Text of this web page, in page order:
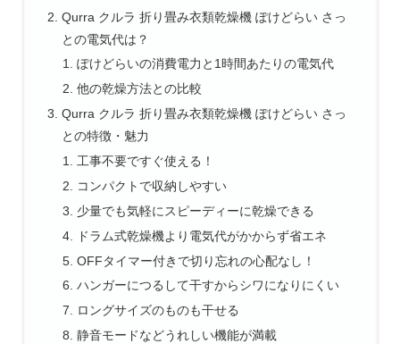
Qurra クルラ 折り畳み衣類乾燥機 ぽけどらい さっ
との電気代は？
ぽけどらいの消費電力と1時間あたりの電気代
他の乾燥方法との比較
Qurra クルラ 折り畳み衣類乾燥機 ぽけどらい さっ
との特徴・魅力
工事不要ですぐ使える！
コンパクトで収納しやすい
少量でも気軽にスピーディーに乾燥できる
ドラム式乾燥機より電気代がかからず省エネ
OFFタイマー付きで切り忘れの心配なし！
ハンガーにつるして干すからシワになりにくい
ロングサイズのものも干せる
静音モードなどうれしい機能が満載